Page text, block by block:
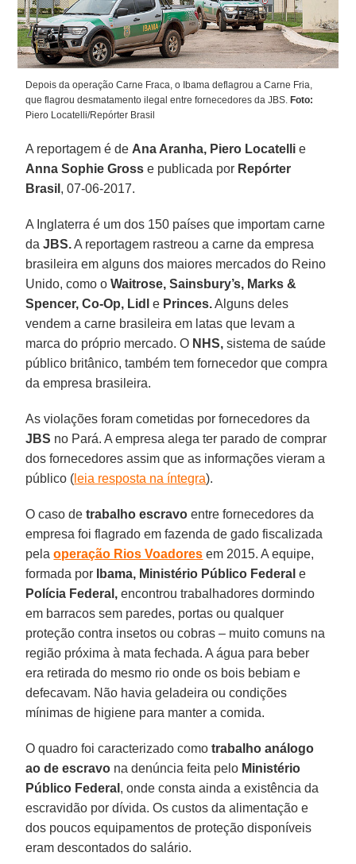
Depois da operação Carne Fraca, o Ibama deflagrou a Carne Fria,
que flagrou desmatamento ilegal entre fornecedores da JBS.Foto:
Piero Locatelli/Repórter Brasil
A reportagem é de Ana Aranha, Piero Locatelli e
Anna Sophie Gross e publicada por Repórter
Brasil , 07-06-2017.
A Inglaterra é um dos 150 países que importam carne
daJBS.A reportagem rastreou a carne da empresa
brasileira em alguns dos maiores mercados do Reino
Unido, como oWaitrose, Sainsbury’s, Marks &
Spencer, Co-Op, Lidl
e Princes.Alguns deles
vendem a carne brasileira em latas que levam a
marca do próprio mercado. O NHS, sistema de saúde
público britânico, também tem fornecedor que compra
da empresa brasileira.
As violações foram cometidas por fornecedores da
JBS no Pará. A empresa alega ter parado de comprar
dos fornecedores assim que as informações vieram a
público ( leia resposta na íntegra).
O caso detrabalho escravo entre fornecedores da
empresa foi flagrado em fazenda de gado fiscalizada
pelaoperação Rios Voadores em 2015. A equipe,
formada por
Ibama, Ministério Público Federal e
Polícia Federal, encontrou trabalhadores dormindo
em barracos sem paredes, portas ou qualquer
proteção contra insetos ou cobras – muito comuns na
região próxima à mata fechada. A água para beber
era retirada do mesmo rio onde os bois bebiam e
defecavam. Não havia geladeira ou condições
mínimas de higiene para manter a comida.
O quadro foi caracterizado comotrabalho análogo
ao de escravo na denúncia feita pelo Ministério
Público Federal , onde consta ainda a existência da
escravidão por dívida. Os custos da alimentação e
dos poucos equipamentos de proteção disponíveis
eram descontados do salário.